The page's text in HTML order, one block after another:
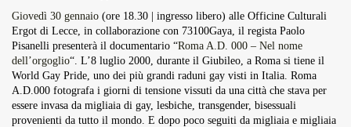
Giovedì 30 gennaio (ore 18.30 | ingresso libero) alle Officine Culturali
Ergot di Lecce, in collaborazione con 73100Gaya, il regista Paolo
Pisanelli presenterà il documentario “Roma A.D. 000 – Nel nome
dell’orgoglio“. L’8 luglio 2000, durante il Giubileo, a Roma si tiene il
World Gay Pride, uno dei più grandi raduni gay visti in Italia. Roma
A.D.000 fotografa i giorni di tensione vissuti da una città che stava per
essere invasa da migliaia di gay, lesbiche, transgender, bisessuali
provenienti da tutto il mondo. E dopo poco seguiti da migliaia e migliaia